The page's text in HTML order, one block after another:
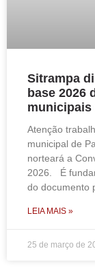
Sitrampa
base 2026
municipais
Atenção
municipal de
norteará a
2026. É
do documento
LEIA MAIS »
25 de março de